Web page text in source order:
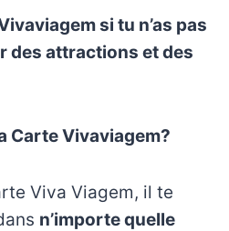
si tu n’as pas
des attractions et des
Carte Vivaviagem?
Viva Viagem, il te
n’importe quelle